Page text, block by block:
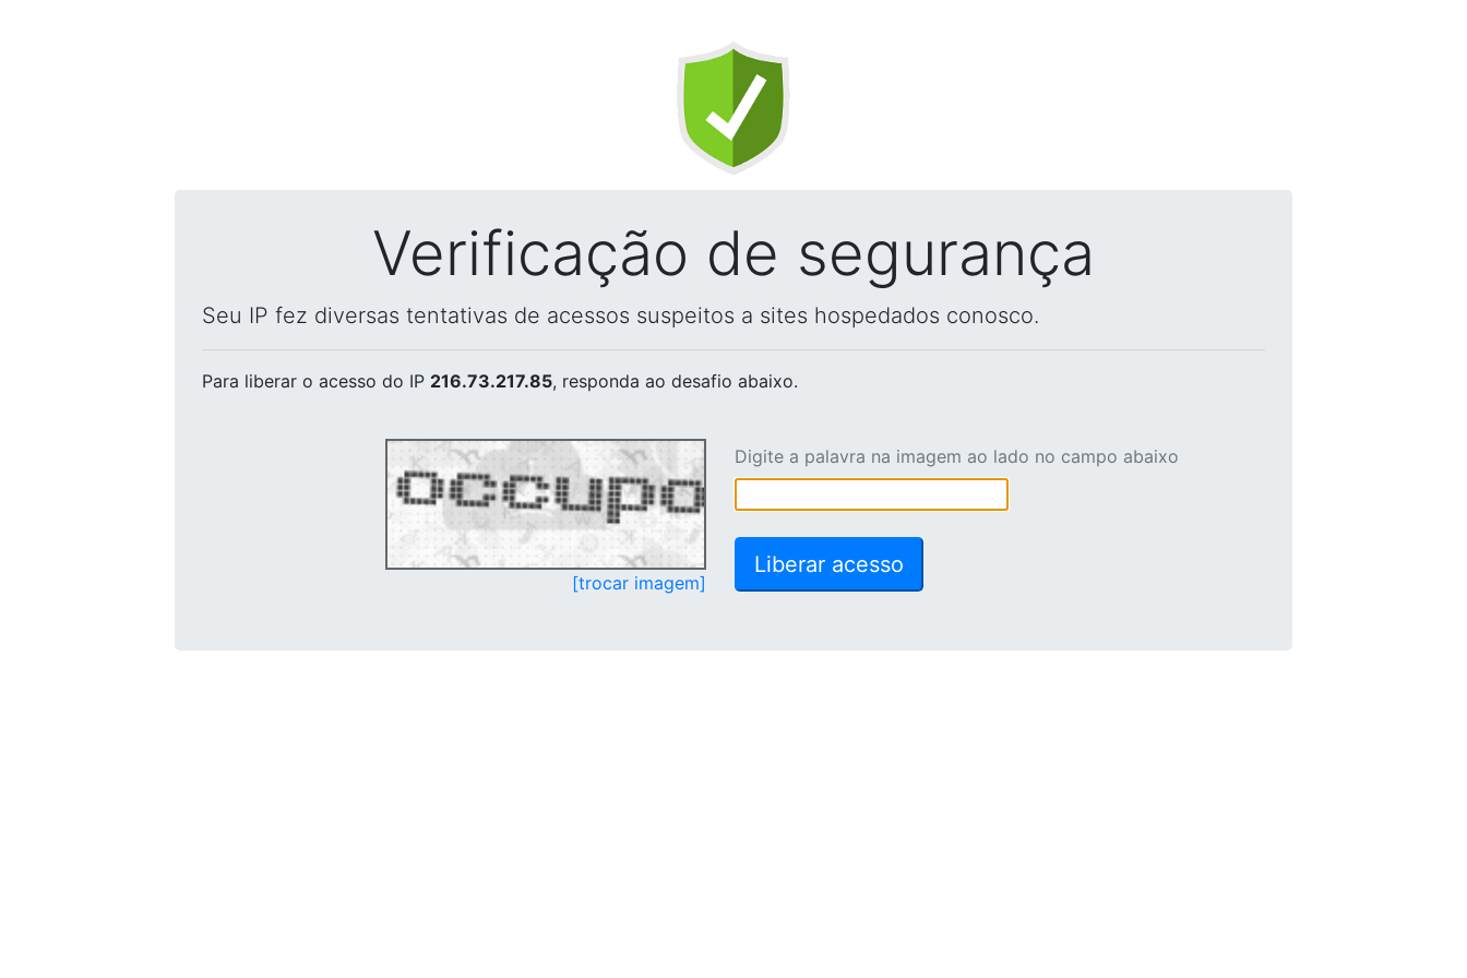
Verificação de segurança
Seu IP fez diversas tentativas de acessos suspeitos a sites hospedados conosco.
Para liberar o acesso do IP 216.73.217.85, responda ao desafio abaixo.
[trocar imagem]
Digite a palavra na imagem ao lado no campo abaixo